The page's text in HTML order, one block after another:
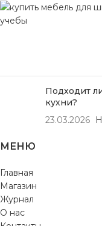
Подходит
кухни?
23.03.2026
МЕНЮ
Главная
Магазин
Журнал
О нас